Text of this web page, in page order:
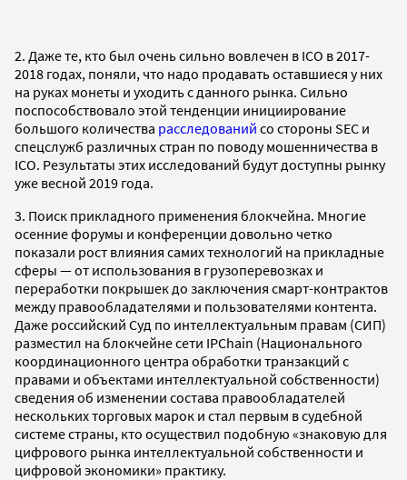
2. Даже те, кто был очень сильно вовлечен в ICO в 2017-
2018 годах, поняли, что надо продавать оставшиеся у них
на руках монеты и уходить с данного рынка. Сильно
поспособствовало этой тенденции инициирование
большого количества расследований со стороны SEC и
спецслужб различных стран по поводу мошенничества в
ICO. Результаты этих исследований будут доступны рынку
уже весной 2019 года.
3. Поиск прикладного применения блокчейна. Многие
осенние форумы и конференции довольно четко
показали рост влияния самих технологий на прикладные
сферы — от использования в грузоперевозках и
переработки покрышек до заключения смарт-контрактов
между правообладателями и пользователями контента.
Даже российский Суд по интеллектуальным правам (СИП)
разместил на блокчейне сети IPChain (Национального
координационного центра обработки транзакций с
правами и объектами интеллектуальной собственности)
сведения об изменении состава правообладателей
нескольких торговых марок и стал первым в судебной
системе страны, кто осуществил подобную «знаковую для
цифрового рынка интеллектуальной собственности и
цифровой экономики» практику.